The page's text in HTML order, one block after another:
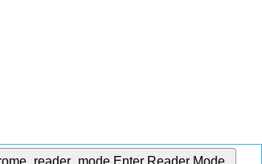
Enter Reader Mode